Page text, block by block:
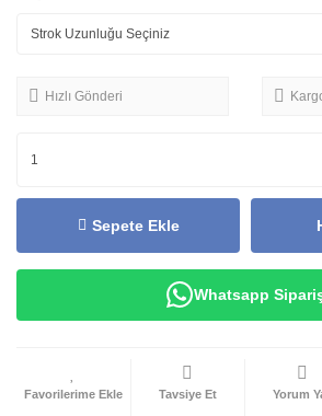
Hızlı Gönderi
Sepete Ekle
Whatsapp
Tavsiye Et Yorum